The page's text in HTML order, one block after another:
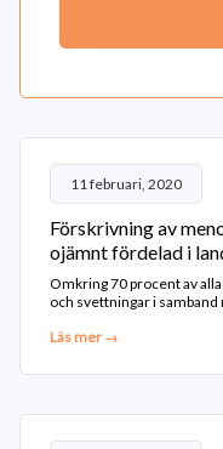
11 februari, 2020
Förskrivning av
ojämnt fördelad i
Omkring 70 procent av
och svettningar i samband
Läs mer →